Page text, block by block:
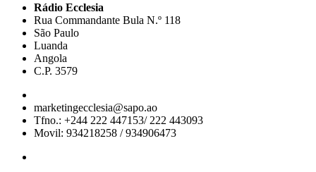
Rádio Ecclesia
Rua Commandante Bula N.º 118
São Paulo
Luanda
Angola
C.P. 3579
marketingecclesia@sapo.ao
Tfno.: +244 222 447153/ 222 443093
Movil: 934218258 / 934906473